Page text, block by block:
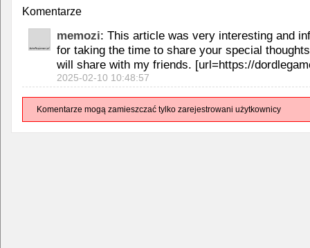
Komentarze
memozi: This article was very interesting and
for taking the time to share your special
will share with my friends. [url=https://
2025-02-10 10:48:57
Komentarze mogą zamieszczać tylko zarejestrowani użytkownicy